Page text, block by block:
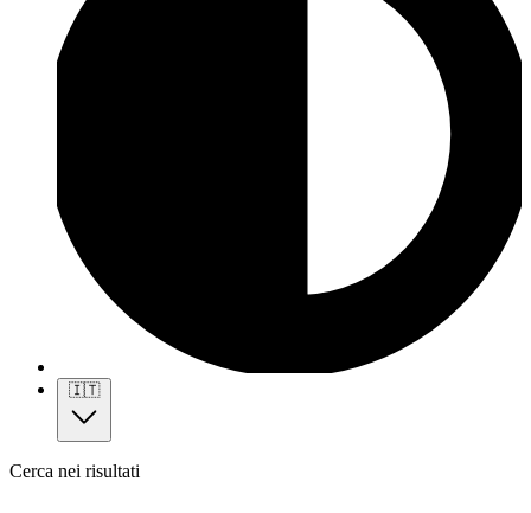
🇮🇹
Cerca nei risultati